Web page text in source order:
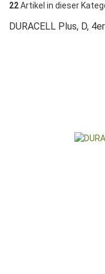
22Artikel in dieser
DURACELL Plus, D,